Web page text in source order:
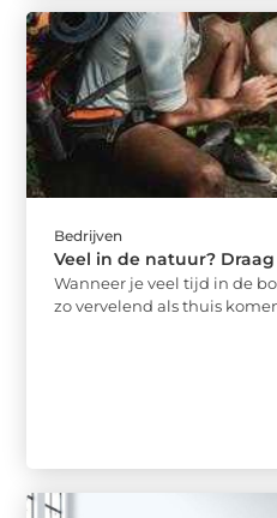
Bedrijven
Veel in de natuur?
Wanneer je veel tijd in de
zo vervelend als thuis